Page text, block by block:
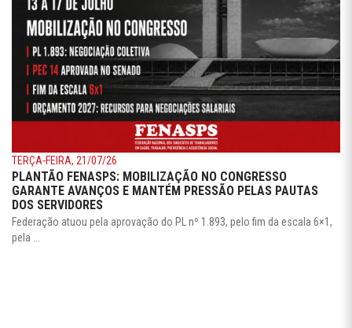
TERÇA-FEIRA, 21/07/26
PLANTÃO FENASPS: MOBILIZAÇÃO NO CONGRESSO
GARANTE AVANÇOS E MANTÉM PRESSÃO PELAS PAUTAS
DOS SERVIDORES
Federação atuou pela aprovação do PL nº 1.893, pelo fim da escala 6×1,
pela ...